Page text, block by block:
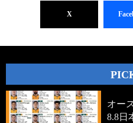
X
オー
8.8日